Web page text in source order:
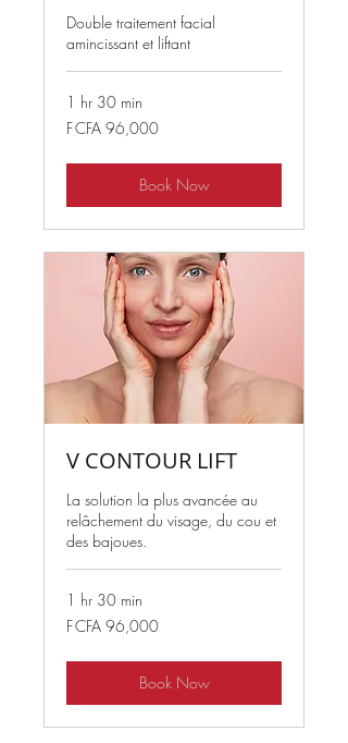
Double traitement facial
amincissant et liftant
1 hr 30 min
96,000
West
F CFA 96,000
Book Now
V CONTOUR LIFT
La solution la plus avancée au
relâchement du visage, du cou et
des bajoues.
1 hr 30 min
96,000
West
F CFA 96,000
Book Now